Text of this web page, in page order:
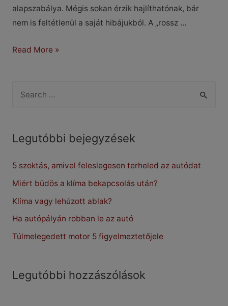
alapszabálya. Mégis sokan érzik hajlíthatónak, bár
nem is feltétlenül a saját hibájukból. A „rossz …
Látni
Read More »
r
h
f
o
r
Legutóbbi bejegyzések
5 szoktás, amivel feleslegesen terheled az autódat
Miért büdös a klíma bekapcsolás után?
Klíma vagy lehúzott ablak?
Ha autópályán robban le az autó
Túlmelegedett motor 5 figyelmeztetőjele
Legutóbbi hozzászólások